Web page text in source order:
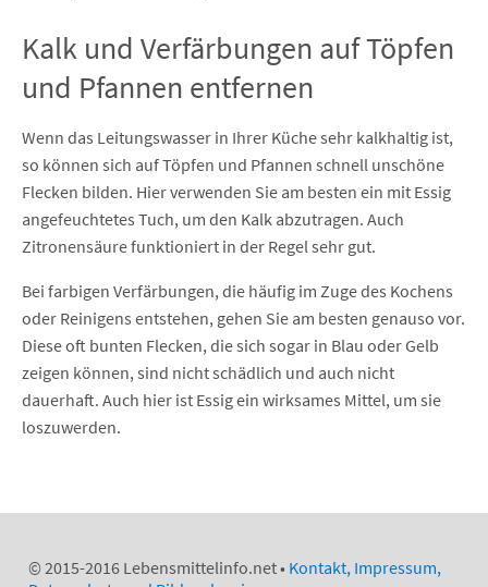
Kalk und Verfärbungen auf Töpfen
und Pfannen entfernen
Wenn das Leitungswasser in Ihrer Küche sehr kalkhaltig ist,
so können sich auf Töpfen und Pfannen schnell unschöne
Flecken bilden. Hier verwenden Sie am besten ein mit Essig
angefeuchtetes Tuch, um den Kalk abzutragen. Auch
Zitronensäure funktioniert in der Regel sehr gut.
Bei farbigen Verfärbungen, die häufig im Zuge des Kochens
oder Reinigens entstehen, gehen Sie am besten genauso vor.
Diese oft bunten Flecken, die sich sogar in Blau oder Gelb
zeigen können, sind nicht schädlich und auch nicht
dauerhaft. Auch hier ist Essig ein wirksames Mittel, um sie
loszuwerden.
© 2015-2016 Lebensmittelinfo.net • Kontakt, Impressum,